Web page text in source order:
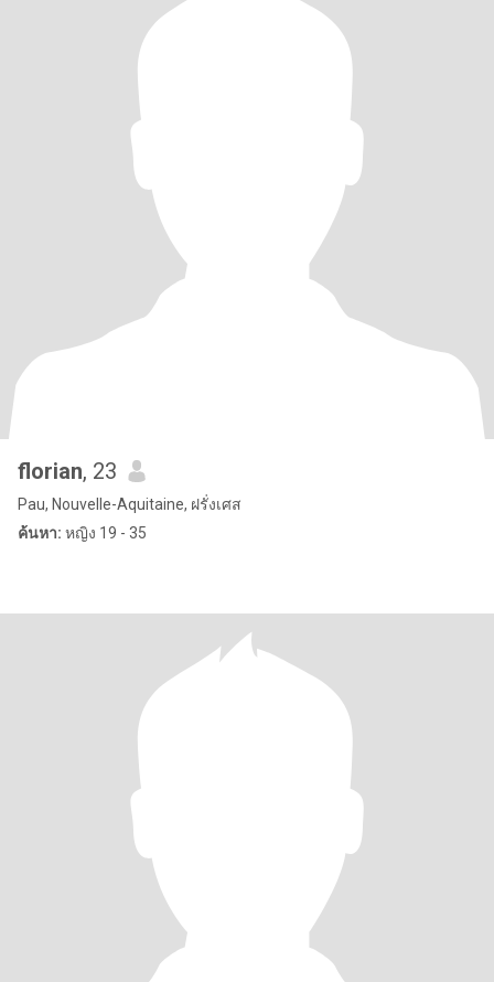
florian, 23
Pau, Nouvelle-Aquitaine, ฝรั่งเศส
ค้นหา: หญิง 19 - 35